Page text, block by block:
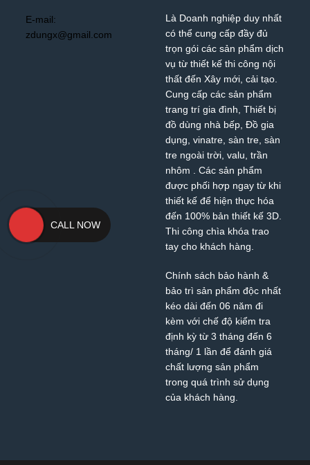
E-mail:
zdungx@gmail.com
Là Doanh nghiệp duy nhất
có thể cung cấp đầy đủ
trọn gói các sản phẩm dịch
vụ từ thiết kế thi công nội
thất đến Xây mới, cải tạo.
Cung cấp các sản phẩm
trang trí gia đình, Thiết bị
đồ dùng nhà bếp, Đồ gia
dụng, vinatre sàn tre sàn
tre ngoài trời valu trần
nhôm . Các sản phẩm
được phối hợp ngay từ khi
thiết kế để hiện thực hóa
đến 100% bản thiết kế 3D.
Thi công chìa khóa trao
tay cho khách hàng.
Chính sách bảo hành &
bảo trì sản phẩm độc nhất
kéo dài đến 06 năm đi
kèm với chế độ kiểm tra
định kỳ từ 3 tháng đến 6
tháng/ 1 lần để đánh giá
chất lượng sản phẩm
trong quá trình sử dụng
của khách hàng.
CALL NOW